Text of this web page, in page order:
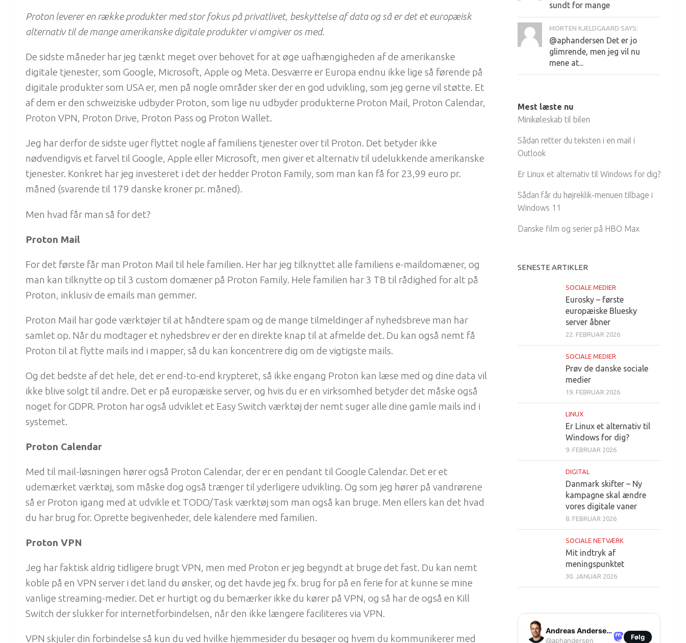
Proton leverer en række produkter med stor fokus på privatlivet, beskyttelse af data og så er det et europæisk
alternativ til de mange amerikanske digitale produkter vi omgiver os med.
De sidste måneder har jeg tænkt meget over behovet for at øge uafhængigheden af de amerikanske
digitale tjenester, som Google, Microsoft, Apple og Meta. Desværre er Europa endnu ikke lige så førende på
digitale produkter som USA er, men på nogle områder sker der en god udvikling, som jeg gerne vil støtte. Et
af dem er den schweiziske udbyder Proton, som lige nu udbyder produkterne Proton Mail, Proton Calendar,
Proton VPN, Proton Drive, Proton Pass og Proton Wallet.
Jeg har derfor de sidste uger flyttet nogle af familiens tjenester over til Proton. Det betyder ikke
nødvendigvis et farvel til Google, Apple eller Microsoft, men giver et alternativ til udelukkende amerikanske
tjenester. Konkret har jeg investeret i det der hedder Proton Family, som man kan få for 23,99 euro pr.
måned (svarende til 179 danske kroner pr. måned).
Men hvad får man så for det?
Proton Mail
For det første får man Proton Mail til hele familien. Her har jeg tilknyttet alle familiens e-maildomæner, og
man kan tilknytte op til 3 custom domæner på Proton Family. Hele familien har 3 TB til rådighed for alt på
Proton, inklusiv de emails man gemmer.
Proton Mail har gode værktøjer til at håndtere spam og de mange tilmeldinger af nyhedsbreve man har
samlet op. Når du modtager et nyhedsbrev er der en direkte knap til at afmelde det. Du kan også nemt få
Proton til at flytte mails ind i mapper, så du kan koncentrere dig om de vigtigste mails.
Og det bedste af det hele, det er end-to-end krypteret, så ikke engang Proton kan læse med og dine data vil
ikke blive solgt til andre. Det er på europæiske server, og hvis du er en virksomhed betyder det måske også
noget for GDPR. Proton har også udviklet et Easy Switch værktøj der nemt suger alle dine gamle mails ind i
systemet.
Proton Calendar
Med til mail-løsningen hører også Proton Calendar, der er en pendant til Google Calendar. Det er et
udemærket værktøj, som måske dog også trænger til yderligere udvikling. Og som jeg hører på vandrørene
så er Proton igang med at udvikle et TODO/Task værktøj som man også kan bruge. Men ellers kan det hvad
du har brug for. Oprette begivenheder, dele kalendere med familien.
Proton VPN
Jeg har faktisk aldrig tidligere brugt VPN, men med Proton er jeg begyndt at bruge det fast. Du kan nemt
koble på en VPN server i det land du ønsker, og det havde jeg fx. brug for på en ferie for at kunne se mine
vanlige streaming-medier. Det er hurtigt og du bemærker ikke du kører på VPN, og så har de også en Kill
Switch der slukker for internetforbindelsen, når den ikke længere faciliteres via VPN.
VPN skjuler din forbindelse så kun du ved hvilke hjemmesider du besøger og hvem du kommunikerer med
sundt for mange
MORTEN KJELDGAARD SAYS:
@aphandersen Det er jo
glimrende, men jeg vil nu
mene at...
Mest læste nu
Minikøleskab til bilen
Sådan retter du teksten i en mail i
Outlook
Er Linux et alternativ til Windows for dig?
Sådan får du højreklik-menuen tilbage i
Windows 11
Danske film og serier på HBO Max
SENESTE ARTIKLER
SOCIALE MEDIER
Eurosky – første
europæiske Bluesky
server åbner
22. FEBRUAR 2026
SOCIALE MEDIER
Prøv de danske sociale
medier
19. FEBRUAR 2026
LINUX
Er Linux et alternativ til
Windows for dig?
9. FEBRUAR 2026
DIGITAL
Danmark skifter – Ny
kampagne skal ændre
vores digitale vaner
8. FEBRUAR 2026
SOCIALE NETVÆRK
Mit indtryk af
meningspunktet
30. JANUAR 2026
Andreas Andersen🇩🇰
@aphandersen Følg